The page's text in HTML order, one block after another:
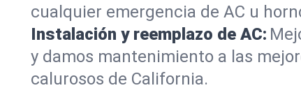
cualquier emergencia de AC u
Instalación y reemplazo de AC:
y damos mantenimiento a las
calurosos de California.